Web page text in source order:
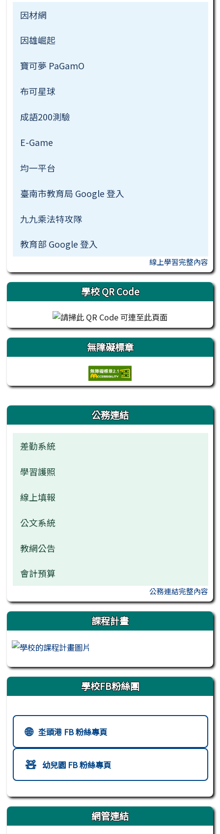
因材網
因雄崛起
寶可夢 PaGamO
布可星球
成語200測驗
E-Game
均一平台
臺南市教育局 Google 登入
九九乘法特攻隊
教育部 Google 登入
線上學習完整內容
學校 QR Code
無障礙標章
右邊區域內容 公務連結
差勤系統
學習護照
線上填報
公文系統
教網公告
會計預算
公務連結完整內容
課程計畫
學校FB粉絲團
校園社群媒體連結
🌐 坔頭港 FB 粉絲專頁
🧸 幼兒園 FB 粉絲專頁
網管連結